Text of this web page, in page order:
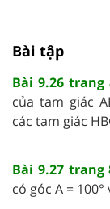
Bài tập
Bài 9.26 trang
của tam giác
các tam giác
Bài 9.27 trang
có góc A =